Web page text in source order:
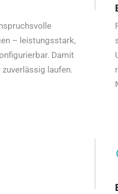
– leistungsstark,
Damit
laufen.